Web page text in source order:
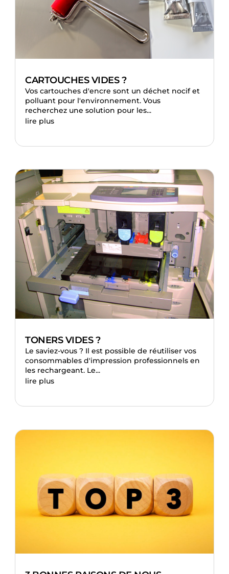
CARTOUCHES VIDES ?
Vos cartouches d'encre sont un déchet nocif et
polluant pour l'environnement. Vous
recherchez une solution pour les...
lire plus
TONERS VIDES ?
Le saviez-vous ? Il est possible de réutiliser vos
consommables d'impression professionnels en
les rechargeant. Le...
lire plus